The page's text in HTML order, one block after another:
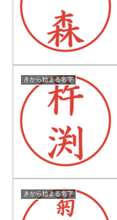
きから始まる名字
きから始まる名字